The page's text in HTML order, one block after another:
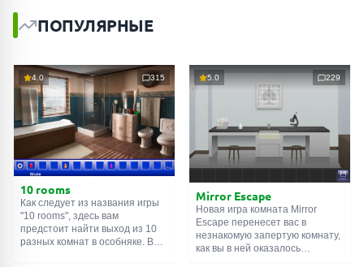
ПОПУЛЯРНЫЕ
4.0 315
10 rooms
Как следует из названия игры
"10 rooms", здесь вам
предстоит найти выход из 10
разных комнат в особняке. В
5.0 229
Mirror Escape
Новая игра комната Mirror
Escape перенесет вас в
незнакомую запертую комнату,
как вы в ней оказалось